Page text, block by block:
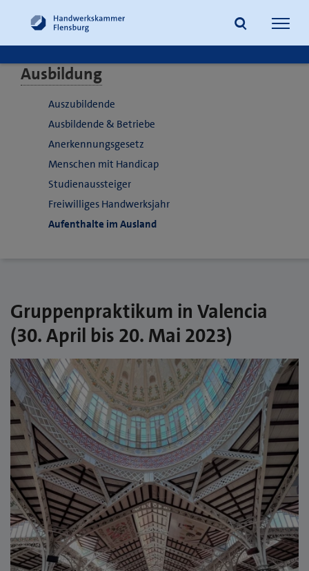
Ausbildung
Auszubildende
Ausbildende & Betriebe
Anerkennungsgesetz
Menschen mit Handicap
Studienaussteiger
Freiwilliges Handwerksjahr
Aufenthalte im Ausland
Gruppenpraktikum in Valencia
(30. April bis 20. Mai 2023)